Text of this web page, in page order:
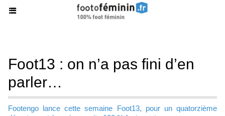
Foot13 : on n’a pas fini d’en
parler…
Footengo lance cette semaine Foot13, pour un quatorzième